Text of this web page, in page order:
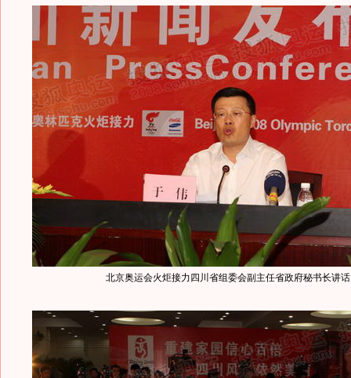
北京奥运会火炬接力四川省组委会副主任省政府秘书长讲话